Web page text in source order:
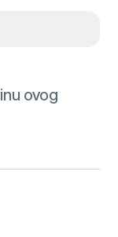
ovog